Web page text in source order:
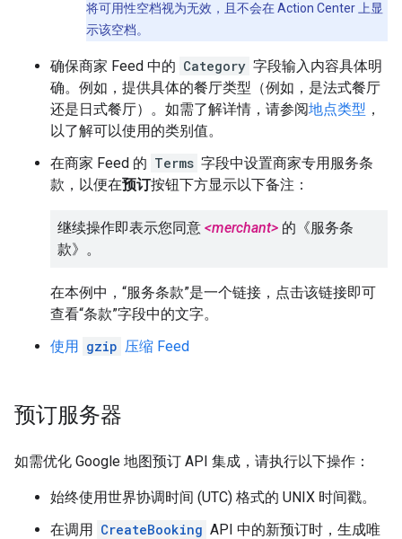
将可用性空档视为无效，且不会在 Action Center 上显
示该空档。
确保商家 Feed 中的 Category 字段输入内容具体明
确。例如，提供具体的餐厅类型（例如，是法式餐厅
还是日式餐厅）。如需了解详情，请参阅地点类型 ，
以了解可以使用的类别值。
在商家 Feed 的 Terms 字段中设置商家专用服务条
款，以便在预订按钮下方显示以下备注：
继续操作即表示您同意 <merchant> 的《服务条
款》。
在本例中，“服务条款”是一个链接，点击该链接即可
查看“条款”字段中的文字。
使用 gzip 压缩 Feed
预订服务器
如需优化 Google 地图预订 API 集成，请执行以下操作：
始终使用世界协调时间 (UTC) 格式的 UNIX 时间戳。
在调用 CreateBooking API 中的新预订时，生成唯